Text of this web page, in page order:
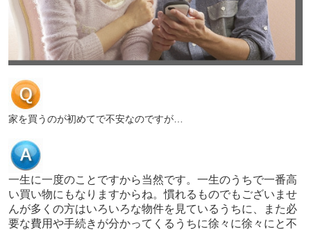
家を買うのが初めてで不安なのですが…
一生に一度のことですから当然です。一生のうちで一番高
い買い物にもなりますからね。慣れるものでもございませ
んが多くの方はいろいろな物件を見ているうちに、また必
要な費用や手続きが分かってくるうちに徐々に徐々にと不